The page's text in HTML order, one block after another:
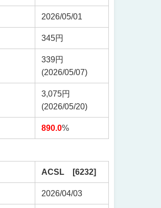
2026/05/01
345円
339円
(2026/05/07)
3,075円
(2026/05/20)
890.0%
ACSL [6232]
2026/04/03